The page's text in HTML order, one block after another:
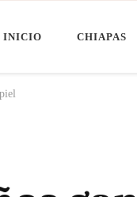
INICIO CHIAPAS